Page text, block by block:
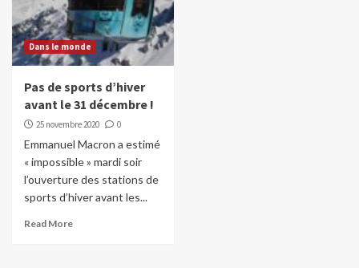
Dans le monde
Pas de sports d’hiver
avant le 31 décembre !
25 novembre 2020 0
Emmanuel Macron a estimé
« impossible » mardi soir
l’ouverture des stations de
sports d’hiver avant les...
Read More